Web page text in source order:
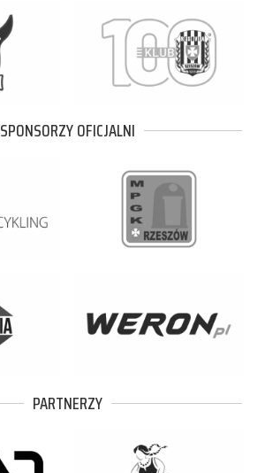
SPONSORZY OFICJALNI
PARTNERZY